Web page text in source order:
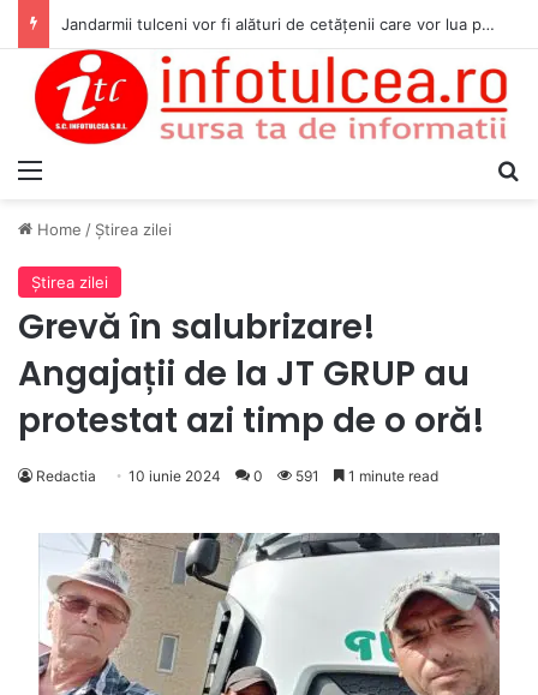
Jandarmii tulceni vor fi alături de cetățenii care vor lua parte la Festivalul Folk Țestos
Home / Ştirea zilei
Ştirea zilei
Grevă în salubrizare!
Angajații de la JT GRUP au
protestat azi timp de o oră!
Redactia 10 iunie 2024 0 591 1 minute read